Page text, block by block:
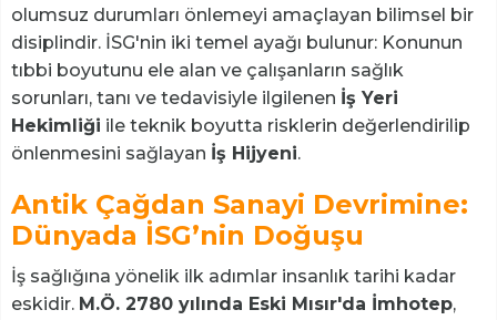
olumsuz durumları önlemeyi amaçlayan bilimsel bir
disiplindir. İSG'nin iki temel ayağı bulunur: Konunun
tıbbi boyutunu ele alan ve çalışanların sağlık
sorunları, tanı ve tedavisiyle ilgilenen İş Yeri
Hekimliği ile teknik boyutta risklerin değerlendirilip
önlenmesini sağlayan İş Hijyeni.
Antik Çağdan Sanayi Devrimine:
Dünyada İSG’nin Doğuşu
İş sağlığına yönelik ilk adımlar insanlık tarihi kadar
eskidir. M.Ö. 2780 yılında Eski Mısır'da İmhotep,